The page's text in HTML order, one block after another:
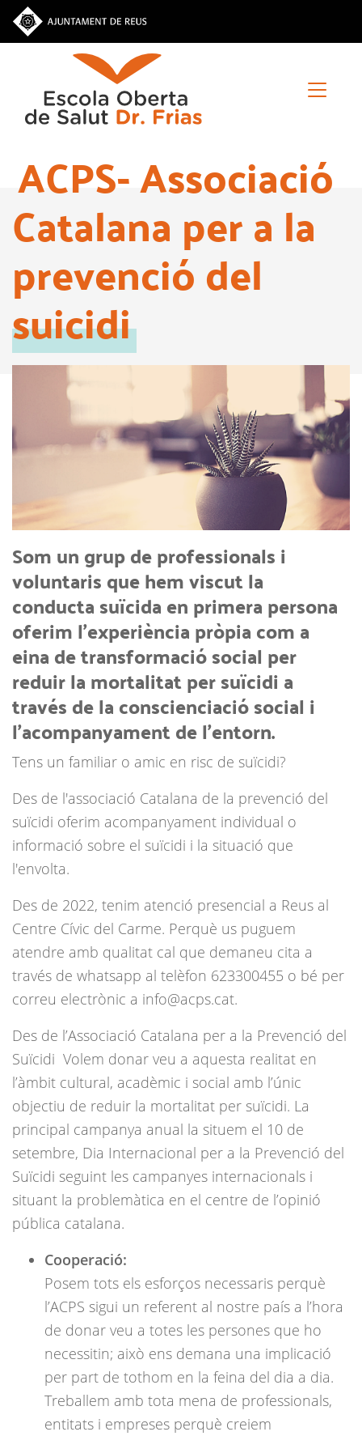
Vés
ACPS- Associació
Catalana per a la
prevenció del
suicidi
Som un grup de professionals i
voluntaris que hem viscut la
conducta suïcida en primera persona
oferim l’experiència pròpia com a
eina de transformació social per
reduir la mortalitat per suïcidi a
través de la conscienciació social i
l’acompanyament de l’entorn.
Tens un familiar o amic en risc de suïcidi?
Des de l'associació Catalana de la prevenció del
suïcidi oferim acompanyament individual o
informació sobre el suïcidi i la situació que
l'envolta.
Des de 2022, tenim atenció presencial a Reus al
Centre Cívic del Carme. Perquè us puguem
atendre amb qualitat cal que demaneu cita a
través de whatsapp al telèfon 623300455 o bé per
correu electrònic a info@acps.cat.
Des de l’Associació Catalana per a la Prevenció del
Suïcidi Volem donar veu a aquesta realitat en
l’àmbit cultural, acadèmic i social amb l’únic
objectiu de reduir la mortalitat per suïcidi. La
principal campanya anual la situem el 10 de
setembre, Dia Internacional per a la Prevenció del
Suïcidi seguint les campanyes internacionals i
situant la problemàtica en el centre de l’opinió
pública catalana.
Cooperació:
Posem tots els esforços necessaris perquè
l’ACPS sigui un referent al nostre país a l’hora
de donar veu a totes les persones que ho
necessitin; això ens demana una implicació
per part de tothom en la feina del dia a dia.
Treballem amb tota mena de professionals,
entitats i empreses perquè creiem